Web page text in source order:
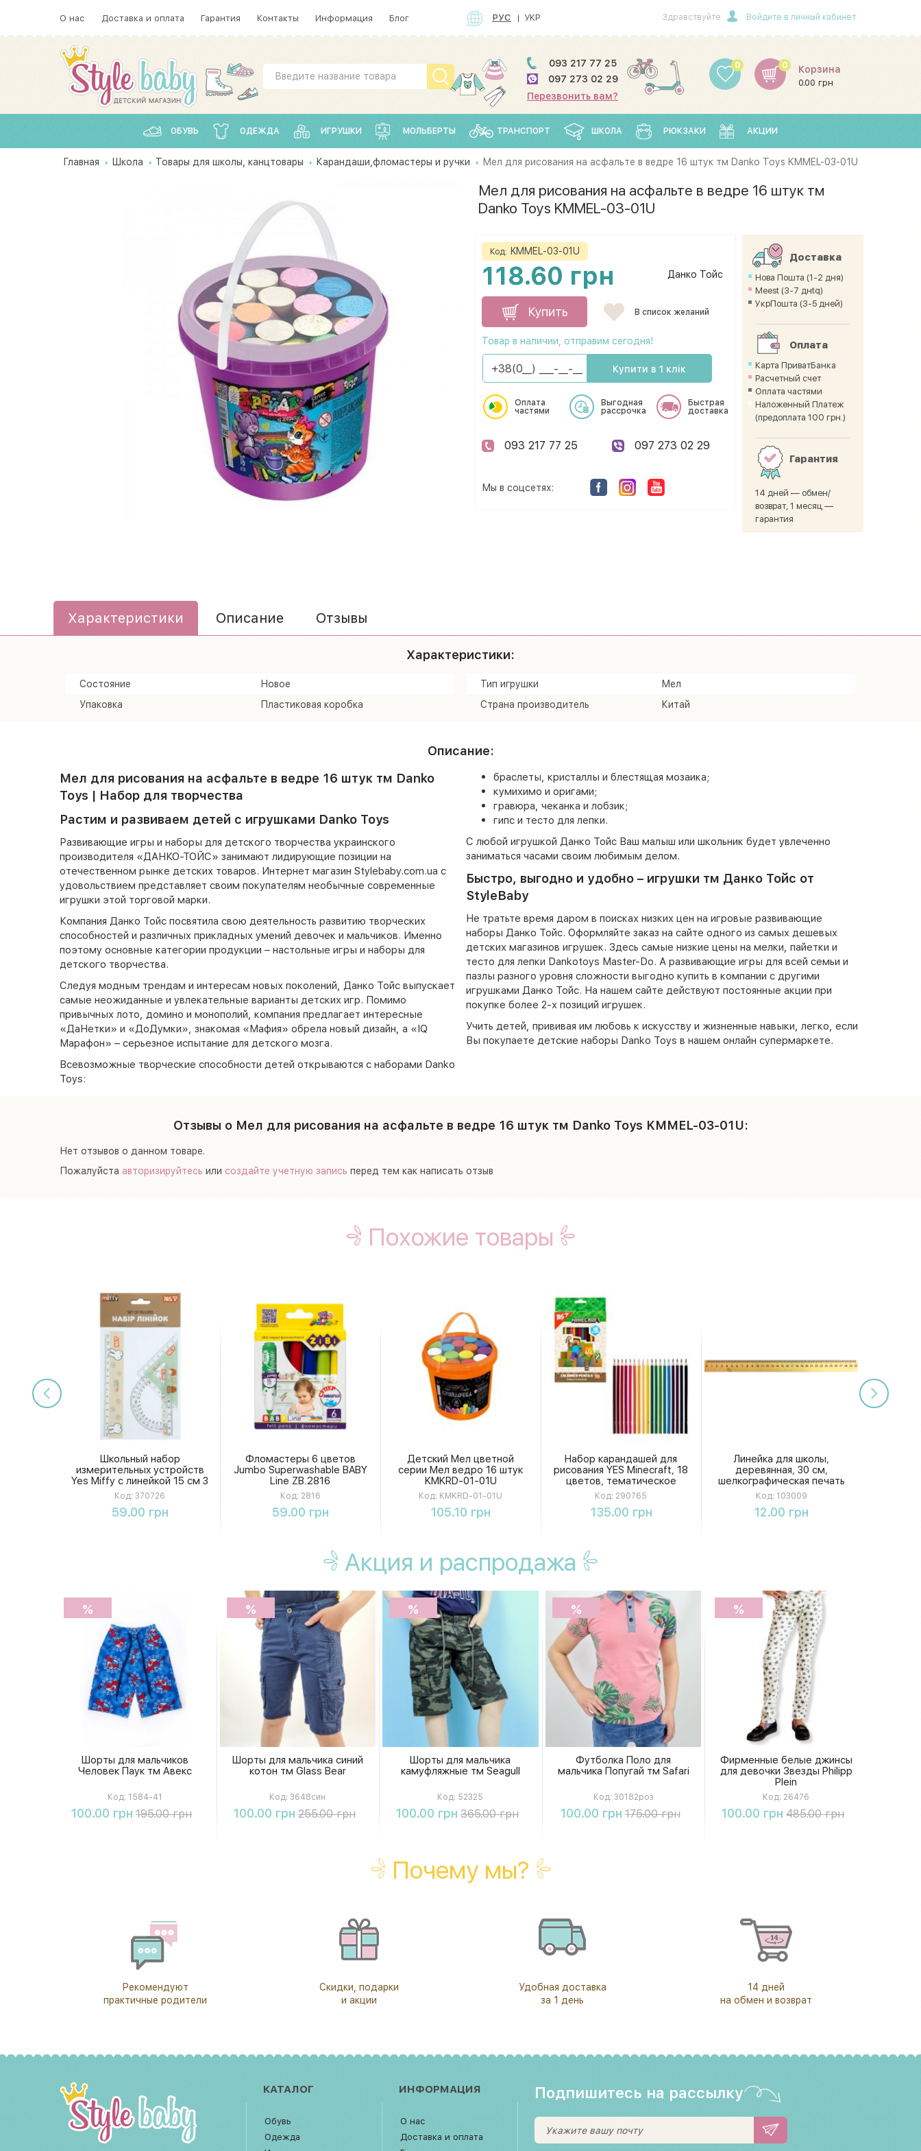
О нас Доставка и оплата Гарантия Контакты Информация Блог РУС УКР Здравствуйте Войдите в личный кабинет
093 217 77 25
097 273 02 29
Перезвонить вам?
0 Корзина
0.00 грн
0
ОБУВЬ ОДЕЖДА ИГРУШКИ МОЛЬБЕРТЫ ТРАНСПОРТ ШКОЛА РЮКЗАКИ АКЦИИ
Главная Школа Товары для школы, канцтовары Карандаши,фломастеры и ручки Мел для рисования на асфальте в ведре 16 штук тм Danko Toys KMMEL-03-01U
Мел для рисования на асфальте в ведре 16 штук тм
Danko Toys KMMEL-03-01U
Код: KMMEL-03-01U
118.60 грн Данко Тойс
Купить В список желаний
Товар в наличии, отправим сегодня!
Купити в 1 клік
Оплата
частями
Выгодная
рассрочка
Быстрая
доставка
093 217 77 25 097 273 02 29
Мы в соцсетях:
Доставка
Нова Пошта (1-2 дня)
Meest (3-7 днtq)
УкрПошта (3-5 дней)
Оплата
Карта ПриватБанка
Расчетный счет
Оплата частями
Наложенный Платеж
(предоплата 100 грн.)
Гарантия
14 дней — обмен/
возврат, 1 месяц —
гарантия
Характеристики Описание Отзывы
Характеристики:
Состояние
Новое
Упаковка
Пластиковая коробка
Тип игрушки
Мел
Страна производитель
Китай
Описание:
Мел для рисования на асфальте в ведре 16 штук тм Danko
Toys | Набор для творчества
Растим и развиваем детей с игрушками Danko Toys
Развивающие игры и наборы для детского творчества украинского
производителя «ДАНКО-ТОЙС» занимают лидирующие позиции на
отечественном рынке детских товаров. Интернет магазин Stylebaby.com.ua с
удовольствием представляет своим покупателям необычные современные
игрушки этой торговой марки.
Компания Данко Тойс посвятила свою деятельность развитию творческих
способностей и различных прикладных умений девочек и мальчиков. Именно
поэтому основные категории продукции – настольные игры и наборы для
детского творчества.
Следуя модным трендам и интересам новых поколений, Данко Тойс выпускает
самые неожиданные и увлекательные варианты детских игр. Помимо
привычных лото, домино и монополий, компания предлагает интересные
«ДаНетки» и «ДоДумки», знакомая «Мафия» обрела новый дизайн, а «IQ
Марафон» – серьезное испытание для детского мозга.
Всевозможные творческие способности детей открываются с наборами Danko
Toys:
браслеты, кристаллы и блестящая мозаика;
кумихимо и оригами;
гравюра, чеканка и лобзик;
гипс и тесто для лепки.
С любой игрушкой Данко Тойс Ваш малыш или школьник будет увлеченно
заниматься часами своим любимым делом.
Быстро, выгодно и удобно – игрушки тм Данко Тойс от
StyleBaby
Не тратьте время даром в поисках низких цен на игровые развивающие
наборы Данко Тойс. Оформляйте заказ на сайте одного из самых дешевых
детских магазинов игрушек. Здесь самые низкие цены на мелки, пайетки и
тесто для лепки Dankotoys Master-Do. А развивающие игры для всей семьи и
пазлы разного уровня сложности выгодно купить в компании с другими
игрушками Данко Тойс. На нашем сайте действуют постоянные акции при
покупке более 2-х позиций игрушек.
Учить детей, прививая им любовь к искусству и жизненные навыки, легко, если
Вы покупаете детские наборы Danko Toys в нашем онлайн супермаркете.
Отзывы о Мел для рисования на асфальте в ведре 16 штук тм Danko Toys KMMEL-03-01U:
Нет отзывов о данном товаре.
Пожалуйста авторизируйтесь или создайте учетную запись перед тем как написать отзыв
Похожие товары
Школьный набор
измерительных устройств
Yes Miffy с линейкой 15 см 3
шт.
Код: 370726
59.00 грн
Купить
Фломастеры 6 цветов
Jumbo Superwashable BABY
Line ZB.2816
Код: 2816
59.00 грн
Купить
Детский Мел цветной
серии Мел ведро 16 штук
KMKRD-01-01U
Код: KMKRD-01-01U
105.10 грн
Набор карандашей для
рисования YES Minecraft, 18
цветов, тематическое
оформление, для
школьников
Код: 290765
135.00 грн
Купить
Линейка для школы,
деревянная, 30 см,
шелкографическая печать
Код: 103009
12.00 грн
Купить
Акция и распродажа
%
Шорты для мальчиков
Человек Паук тм Авекс
Код: 1584-41
100.00 грн 195.00 грн
Купить
%
Шорты для мальчика синий
котон тм Glass Bear
Код: 3648син
100.00 грн 255.00 грн
Купить
%
Шорты для мальчика
камуфляжные тм Seagull
Код: 52325
100.00 грн 365.00 грн
Купить
%
Футболка Поло для
мальчика Попугай тм Safari
Код: 30182роз
100.00 грн 175.00 грн
Купить
%
Фирменные белые джинсы
для девочки Звезды Philipp
Plein
Код: 26476
100.00 грн 485.00 грн
Купить
Почему мы?
Рекомендуют
практичные родители
Скидки, подарки
и акции
Удобная доставка
за 1 день
14 дней
на обмен и возврат
КАТАЛОГ
Обувь
Одежда
ИНФОРМАЦИЯ
О нас
Доставка и оплата
Подпишитесь на рассылку